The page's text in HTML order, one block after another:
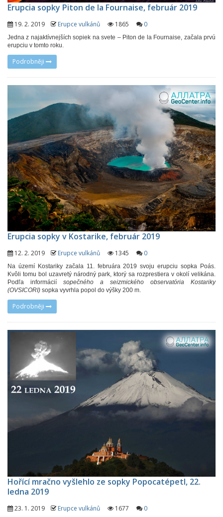
Erupcia sopky Piton de la Fournaise, február 2019
19. 2. 2019 Erupce vulkánů 1865 0
Jedna z najaktívnejších sopiek na svete – Piton de la Fournaise, začala prvú
erupciu v tomto roku.
Podrobněji
Erupcia sopky v Kostarike, február 2019
12. 2. 2019 Erupce vulkánů 1345 0
Na území Kostariky začala 11. februára 2019 svoju erupciu sopka Poás.
Kvôli tomu bol uzavretý národný park, ktorý sa rozprestiera v okolí velikána.
Podľa informácií sopečného a seizmického observatória Kostariky
(OVSICORI) sopka vyvrhla popol do výšky 200 m.
Podrobněji
Hořící mračno vyšlehlo ze sopky Popocatépetl, 22.
ledna 2019
23. 1. 2019 Erupce vulkánů 1677 0